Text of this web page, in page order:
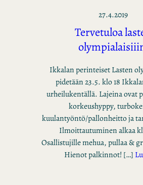
27.4.2019
Tervetuloa
Ikkalan perinteiset Lasten
pidetään 23.5. klo 18
urheilukentällä. Lajeina ovat
korkeushyppy,
kuulantyöntö/pallonheitto ja
Ilmoittautuminen alkaa
Osallistujille mehua, pullaa &
Hienot palkinnot! […]